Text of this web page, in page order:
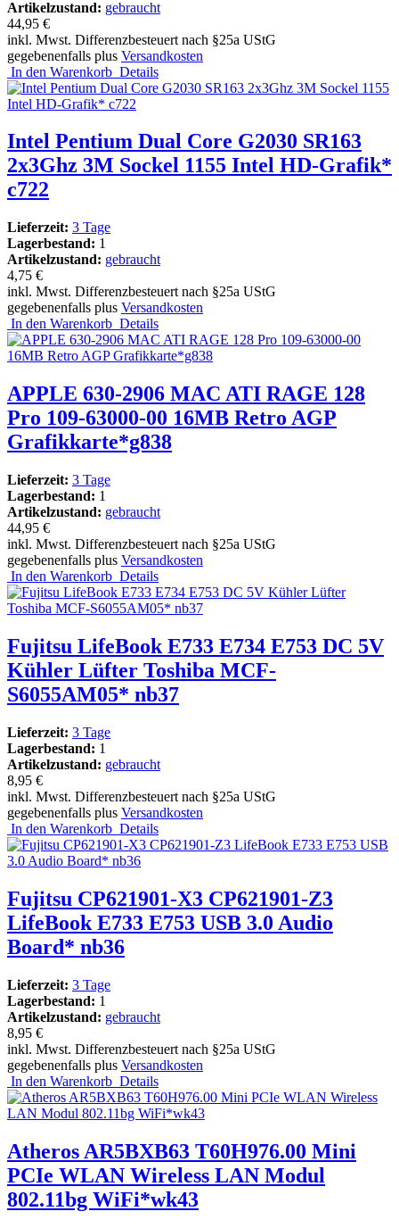
Artikelzustand: gebraucht
44,95 €
inkl. Mwst. Differenzbesteuert nach §25a UStG
gegebenenfalls plus Versandkosten
In den Warenkorb Details
Intel Pentium Dual Core G2030 SR163
2x3Ghz 3M Sockel 1155 Intel HD-Grafik*
c722
Lieferzeit: 3 Tage
Lagerbestand: 1
Artikelzustand: gebraucht
4,75 €
inkl. Mwst. Differenzbesteuert nach §25a UStG
gegebenenfalls plus Versandkosten
In den Warenkorb Details
APPLE 630-2906 MAC ATI RAGE 128
Pro 109-63000-00 16MB Retro AGP
Grafikkarte*g838
Lieferzeit: 3 Tage
Lagerbestand: 1
Artikelzustand: gebraucht
44,95 €
inkl. Mwst. Differenzbesteuert nach §25a UStG
gegebenenfalls plus Versandkosten
In den Warenkorb Details
Fujitsu LifeBook E733 E734 E753 DC 5V
Kühler Lüfter Toshiba MCF-
S6055AM05* nb37
Lieferzeit: 3 Tage
Lagerbestand: 1
Artikelzustand: gebraucht
8,95 €
inkl. Mwst. Differenzbesteuert nach §25a UStG
gegebenenfalls plus Versandkosten
In den Warenkorb Details
Fujitsu CP621901-X3 CP621901-Z3
LifeBook E733 E753 USB 3.0 Audio
Board* nb36
Lieferzeit: 3 Tage
Lagerbestand: 1
Artikelzustand: gebraucht
8,95 €
inkl. Mwst. Differenzbesteuert nach §25a UStG
gegebenenfalls plus Versandkosten
In den Warenkorb Details
Atheros AR5BXB63 T60H976.00 Mini
PCIe WLAN Wireless LAN Modul
802.11bg WiFi*wk43